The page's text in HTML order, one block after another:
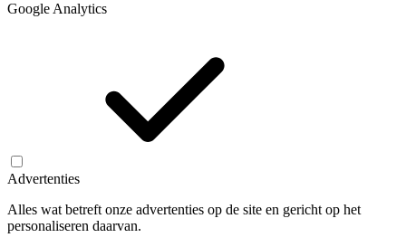
Google Analytics
Advertenties
Alles wat betreft onze advertenties op de site en gericht op het
personaliseren daarvan.